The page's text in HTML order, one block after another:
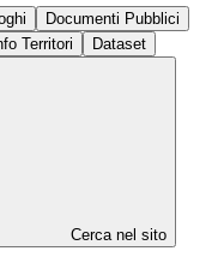
Documenti Pubblici
Territori Dataset
Cerca nel sito